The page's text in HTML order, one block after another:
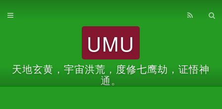
UMU
天地玄黄，宇宙洪荒，度修七鹰劫，证悟神
通。
首页
关于